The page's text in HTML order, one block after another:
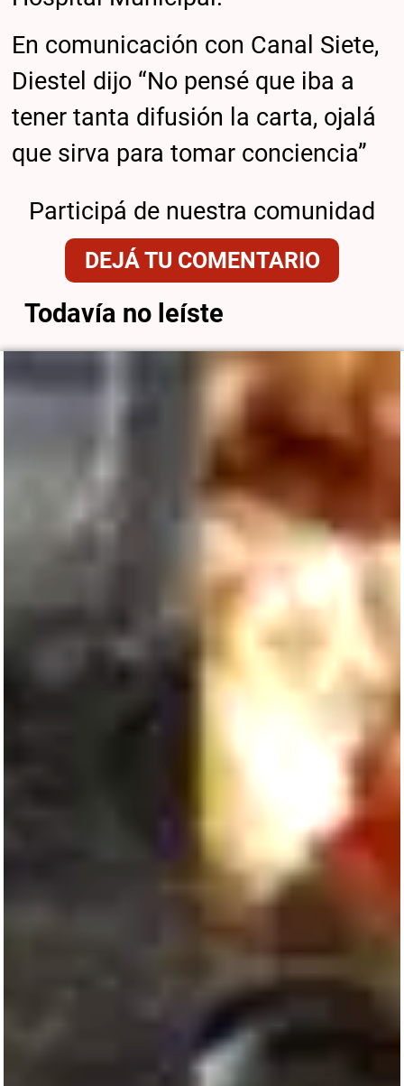
En comunicación con Canal Siete,
Diestel dijo “No pensé que iba a
tener tanta difusión la carta, ojalá
que sirva para tomar conciencia”
Participá de nuestra comunidad
DEJÁ TU COMENTARIO
Todavía no leíste